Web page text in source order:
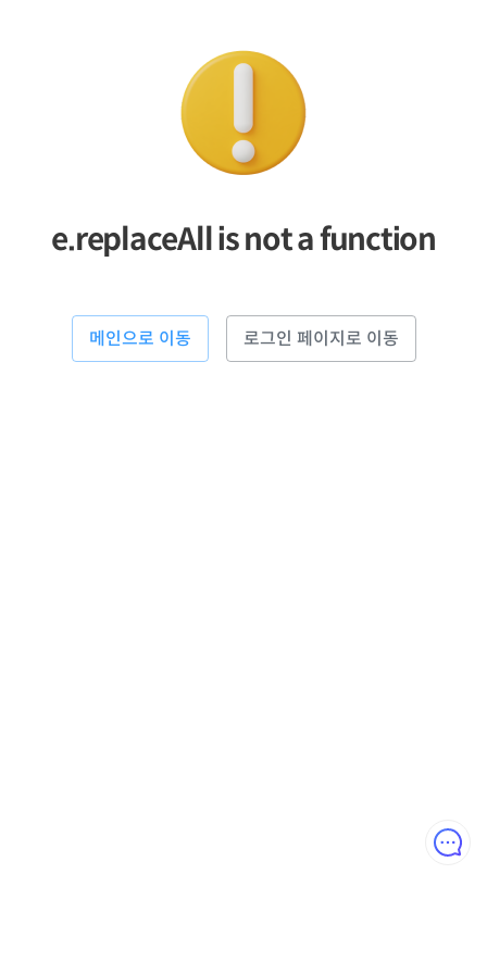
e.replaceAll is not a function
메인으로 이동 로그인 페이지로 이동